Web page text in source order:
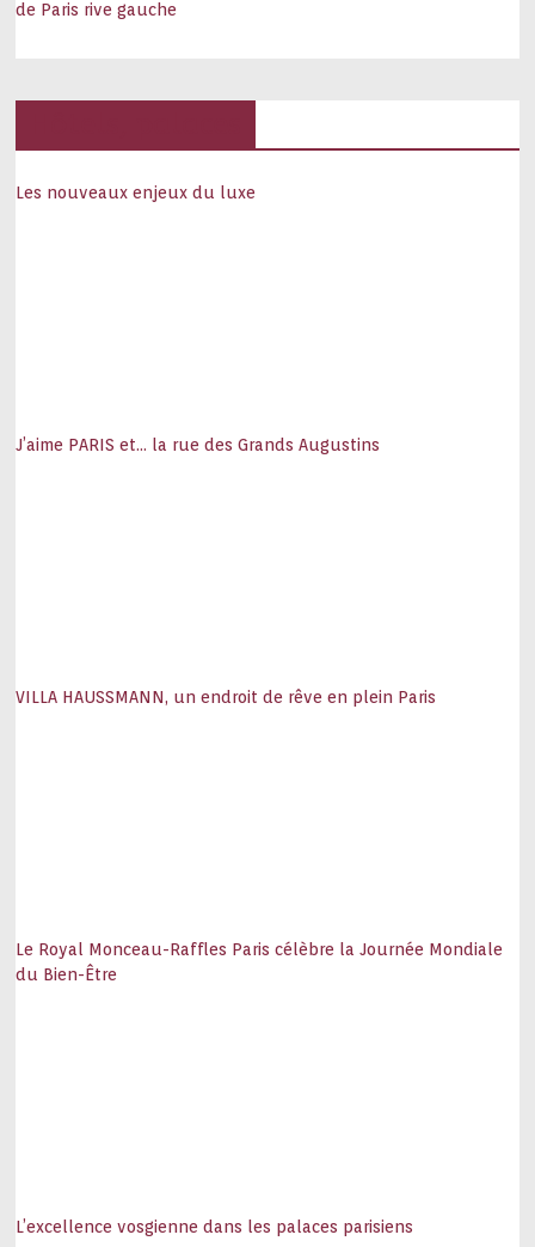
de Paris rive gauche
Les nouveaux enjeux du luxe
J’aime PARIS et… la rue des Grands Augustins
VILLA HAUSSMANN, un endroit de rêve en plein Paris
Le Royal Monceau-Raffles Paris célèbre la Journée Mondiale
du Bien-Être
L’excellence vosgienne dans les palaces parisiens